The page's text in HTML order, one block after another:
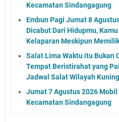
Kecamatan Sindangagung
Embun Pagi Jumat 8
Dicabut Dari Hidupmu,
Kelaparan Meskipun
Salat Lima Waktu itu Bukan
Tempat Beristirahat yang
Jadwal Salat Wilayah
Jumat 7 Agustus 2026
Kecamatan Sindangagung